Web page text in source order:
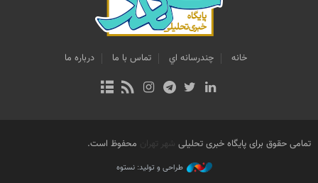
خانه چندرسانه اي تماس با ما درباره ما
تمامی حقوق برای پایگاه خبری تحلیلی شهر تهران محفوظ است.
طراحی و تولید: نستوه